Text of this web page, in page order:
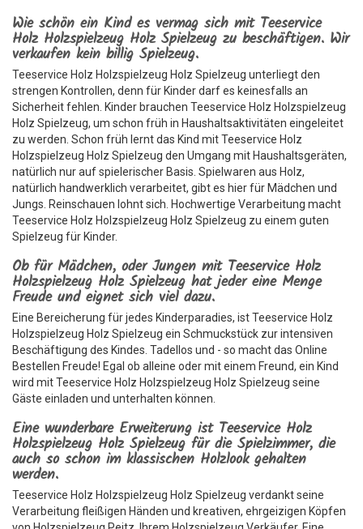
Wie schön ein Kind es vermag sich mit Teeservice
Holz Holzspielzeug Holz Spielzeug zu beschäftigen. Wir
verkaufen kein billig Spielzeug.
Teeservice Holz Holzspielzeug Holz Spielzeug unterliegt den
strengen Kontrollen, denn für Kinder darf es keinesfalls an
Sicherheit fehlen. Kinder brauchen Teeservice Holz Holzspielzeug
Holz Spielzeug, um schon früh in Haushaltsaktivitäten eingeleitet
zu werden. Schon früh lernt das Kind mit Teeservice Holz
Holzspielzeug Holz Spielzeug den Umgang mit Haushaltsgeräten,
natürlich nur auf spielerischer Basis. Spielwaren aus Holz,
natürlich handwerklich verarbeitet, gibt es hier für Mädchen und
Jungs. Reinschauen lohnt sich. Hochwertige Verarbeitung macht
Teeservice Holz Holzspielzeug Holz Spielzeug zu einem guten
Spielzeug für Kinder.
Ob für Mädchen, oder Jungen mit Teeservice Holz
Holzspielzeug Holz Spielzeug hat jeder eine Menge
Freude und eignet sich viel dazu.
Eine Bereicherung für jedes Kinderparadies, ist Teeservice Holz
Holzspielzeug Holz Spielzeug ein Schmuckstück zur intensiven
Beschäftigung des Kindes. Tadellos und - so macht das Online
Bestellen Freude! Egal ob alleine oder mit einem Freund, ein Kind
wird mit Teeservice Holz Holzspielzeug Holz Spielzeug seine
Gäste einladen und unterhalten können.
Eine wunderbare Erweiterung ist Teeservice Holz
Holzspielzeug Holz Spielzeug für die Spielzimmer, die
auch so schon im klassischen Holzlook gehalten
werden.
Teeservice Holz Holzspielzeug Holz Spielzeug verdankt seine
Verarbeitung fleißigen Händen und kreativen, ehrgeizigen Köpfen